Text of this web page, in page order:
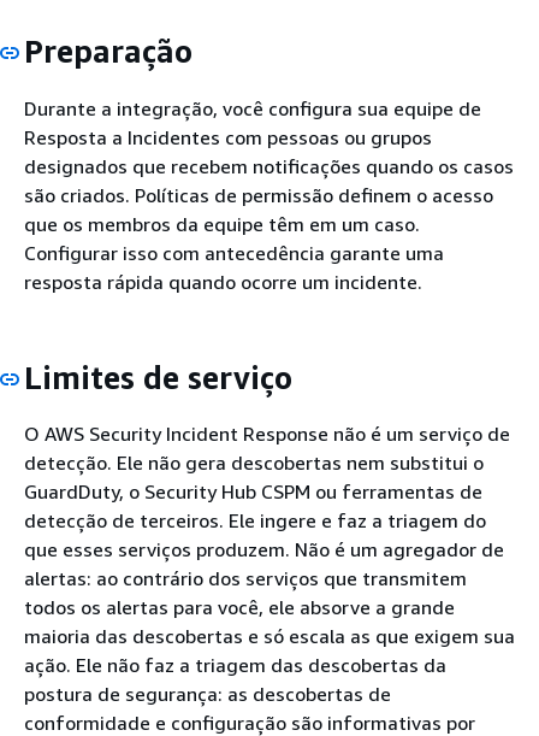
Preparação
Durante a integração, você configura sua equipe de
Resposta a Incidentes com pessoas ou grupos
designados que recebem notificações quando os casos
são criados. Políticas de permissão definem o acesso
que os membros da equipe têm em um caso.
Configurar isso com antecedência garante uma
resposta rápida quando ocorre um incidente.
Limites de serviço
O AWS Security Incident Response não é um serviço de
detecção. Ele não gera descobertas nem substitui o
GuardDuty, o Security Hub CSPM ou ferramentas de
detecção de terceiros. Ele ingere e faz a triagem do
que esses serviços produzem. Não é um agregador de
alertas: ao contrário dos serviços que transmitem
todos os alertas para você, ele absorve a grande
maioria das descobertas e só escala as que exigem sua
ação. Ele não faz a triagem das descobertas da
postura de segurança: as descobertas de
conformidade e configuração são informativas por